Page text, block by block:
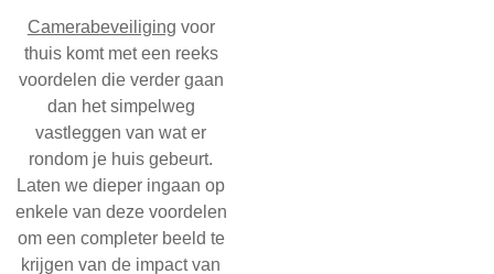
Camerabeveiliging voor
thuis komt met een reeks
voordelen die verder gaan
dan het simpelweg
vastleggen van wat er
rondom je huis gebeurt.
Laten we dieper ingaan op
enkele van deze voordelen
om een completer beeld te
krijgen van de impact van